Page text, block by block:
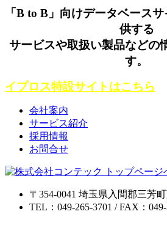
「B to B」向けデータベース
供する
サービスや取扱い製品などの
す。
イプロス特設サイトはこちら
会社案内
サービス紹介
採用情報
お問合せ
〒354-0041 埼玉県入間郡三芳
TEL：049-265-3701 / FAX：049-